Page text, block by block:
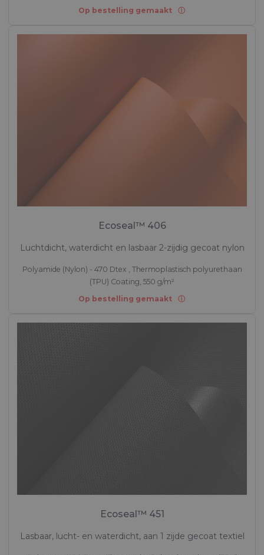
Op bestelling gemaakt
Ecoseal™ 406
Luchtdicht, waterdicht en lasbaar 2-zijdig gecoat nylon
Polyamide (Nylon) - 470 Dtex , Thermoplastisch polyurethaan
(TPU) Coating, 550 g/m²
Op bestelling gemaakt
Ecoseal™ 451
Lasbaar, lucht- en waterdicht, aan 1 zijde gecoat textiel